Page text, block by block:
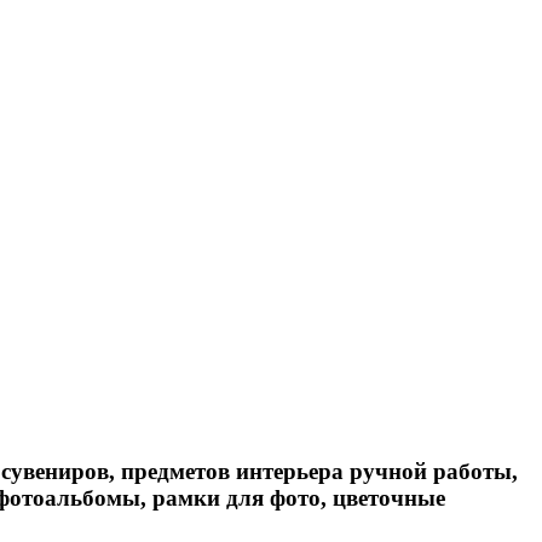
предметов интерьера ручной работы,
рамки для фото, цветочные